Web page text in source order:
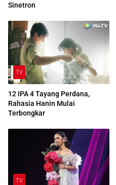
Sinetron
TV
12 IPA 4 Tayang Perdana,
Rahasia Hanin Mulai
Terbongkar
TV